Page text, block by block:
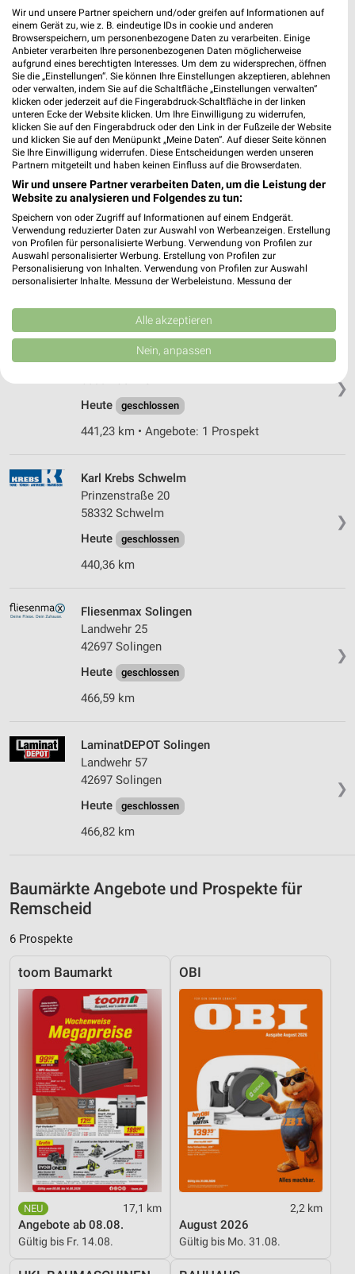
450,52 km • Angebote: 1 Prospekt
OBI Burscheid
Höhestr. 80
51399 Burscheid
Heute geschlossen
459,89 km • Angebote: 1 Prospekt
hagebaumarkt Haan
Böttinger Str. 21
42781 Haan
Heute geschlossen
❯
OBI Schwelm
Talstr. 13 - 15
Heute
geschlossen
441,23 km • Angebote: 1 Prospekt
❯
Karl Krebs Schwelm
Prinzenstraße 20
58332 Schwelm
Heute
geschlossen
440,36 km
❯
Fliesenmax Solingen
Landwehr 25
42697 Solingen
Heute
geschlossen
466,59 km
❯
LaminatDEPOT Solingen
Landwehr 57
42697 Solingen
Heute
geschlossen
466,82 km
Baumärkte Angebote und Prospekte für
Remscheid
6 Prospekte
toom Baumarkt
17,1 km
Angebote ab 08.08.
Gültig bis Fr. 14.08.
OBI
2,2 km
August 2026
Gültig bis Mo. 31.08.
Wir und unsere Partner speichern und/oder greifen auf Informationen auf
einem Gerät zu, wie z. B. eindeutige IDs in cookie und anderen
Browserspeichern, um personenbezogene Daten zu verarbeiten. Einige
Anbieter verarbeiten Ihre personenbezogenen Daten möglicherweise
aufgrund eines berechtigten Interesses. Um dem zu widersprechen, öffnen
Sie die „Einstellungen“. Sie können Ihre Einstellungen akzeptieren, ablehnen
oder verwalten, indem Sie auf die Schaltfläche „Einstellungen verwalten“
klicken oder jederzeit auf die Fingerabdruck-Schaltfläche in der linken
unteren Ecke der Website klicken. Um Ihre Einwilligung zu widerrufen,
klicken Sie auf den Fingerabdruck oder den Link in der Fußzeile der Website
und klicken Sie auf den Menüpunkt „Meine Daten“. Auf dieser Seite können
Sie Ihre Einwilligung widerrufen. Diese Entscheidungen werden unseren
Partnern mitgeteilt und haben keinen Einfluss auf die Browserdaten.
Wir und unsere Partner verarbeiten Daten, um die Leistung der
Website zu analysieren und Folgendes zu tun:
Speichern von oder Zugriff auf Informationen auf einem Endgerät.
Verwendung reduzierter Daten zur Auswahl von Werbeanzeigen. Erstellung
von Profilen für personalisierte Werbung. Verwendung von Profilen zur
Auswahl personalisierter Werbung. Erstellung von Profilen zur
Personalisierung von Inhalten. Verwendung von Profilen zur Auswahl
personalisierter Inhalte. Messung der Werbeleistung. Messung der
Kombinationen von Daten aus verschiedenen Quellen. Entwicklung und
Verbesserung der Angebote. Verwendung reduzierter Daten zur Auswahl
von Inhalten.
Daten können außerhalb der Europäischen Union weitergegeben und in die
USA gesendet werden.
Website/App.
Partnerliste anzeigen (1 IAB-Anbieter)
Wir nutzen Ihre Daten für folgende Zwecke:
Speichern von oder Zugriff auf Informationen
auf einem Endgerät
Verwendung reduzierter Daten zur Auswahl von
Werbeanzeigen
Erstellung von Profilen für personalisierte
Verwendung von Profilen zur Auswahl
personalisierter Werbung
Erstellung von Profilen zur Personalisierung
von Inhalten
Verwendung von Profilen zur Auswahl
Messung der Werbeleistung
Messung der Performance von Inhalten
Analyse von Zielgruppen durch Statistiken oder
Kombinationen von Daten aus verschiedenen
Verwendung reduzierter Daten zur Auswahl von
IAB-Besonderheiten:
Verwendung genauer Standortdaten
Geräte anhand von aktiv angeforderten
Informationen identifizieren
Nicht-IAB-Verarbeitungszwecke:
Notwendig
Performance
Funktional
Werbung
Alle akzeptieren
Nein, anpassen